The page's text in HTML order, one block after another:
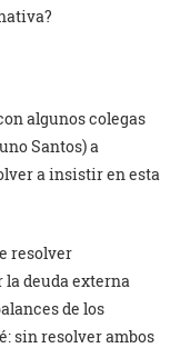
algunos colegas
Santos) a
a insistir en esta
resolver
deuda externa
de los
sin resolver ambos